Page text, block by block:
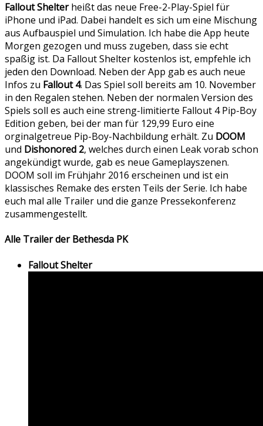
Fallout Shelterheißt das neue Free-2-Play-Spiel für
iPhone und iPad. Dabei handelt es sich um eine Mischung
aus Aufbauspiel und Simulation. Ich habe die App heute
Morgen gezogen und muss zugeben, dass sie echt
spaßig ist. Da Fallout Shelter kostenlos ist, empfehle ich
jeden den Download. Neben der App gab es auch neue
Infos zu Fallout 4. Das Spiel soll bereits am 10. November
in den Regalen stehen. Neben der normalen Version des
Spiels soll es auch eine streng-limitierte Fallout 4 Pip-Boy
Edition geben, bei der man für 129,99 Euro eine
orginalgetreue Pip-Boy-Nachbildung erhält. Zu DOOM
und Dishonored 2, welches durch einen Leak vorab schon
angekündigt wurde, gab es neue Gameplayszenen.
DOOM soll im Frühjahr 2016 erscheinen und ist ein
klassisches Remake des ersten Teils der Serie. Ich habe
euch mal alle Trailer und die ganze Pressekonferenz
zusammengestellt.
Alle Trailer der Bethesda PK
Fallout Shelter